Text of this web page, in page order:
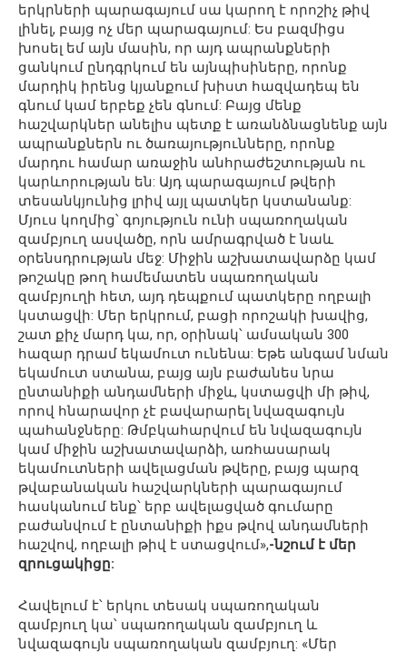
երկրների պարագայում սա կարող է որոշիչ թիվ
լինել, բայց ոչ մեր պարագայում: Ես բազմիցս
խոսել եմ այն մասին, որ այդ ապրանքների
ցանկում ընդգրկում են այնպիսիները, որոնք
մարդիկ իրենց կյանքում խիստ հազվադեպ են
գնում կամ երբեք չեն գնում: Բայց մենք
հաշվարկներ անելիս պետք է առանձնացնենք այն
ապրանքներն ու ծառայությունները, որոնք
մարդու համար առաջին անհրաժեշտության ու
կարևորության են: Այդ պարագայում թվերի
տեսանկյունից լրիվ այլ պատկեր կստանանք:
Մյուս կողմից՝ գոյություն ունի սպառողական
զամբյուղ ասվածը, որն ամրագրված է նաև
օրենսդրության մեջ: Միջին աշխատավարձը կամ
թոշակը թող համեմատեն սպառողական
զամբյուղի հետ, այդ դեպքում պատկերը ողբալի
կստացվի: Մեր երկրում, բացի որոշակի խավից,
շատ քիչ մարդ կա, որ, օրինակ՝ ամսական 300
հազար դրամ եկամուտ ունենա: Եթե անգամ նման
եկամուտ ստանա, բայց այն բաժանես նրա
ընտանիքի անդամների միջև, կստացվի մի թիվ,
որով հնարավոր չէ բավարարել նվազագույն
պահանջները: Թմբկահարվում են նվազագույն
կամ միջին աշխատավարձի, առհասարակ
եկամուտների ավելացման թվերը, բայց պարզ
թվաբանական հաշվարկների պարագայում
հասկանում ենք՝ երբ ավելացված գումարը
բաժանվում է ընտանիքի իքս թվով անդամների
հաշվով, ողբալի թիվ է ստացվում»,-նշում է մեր
զրուցակիցը:
Հավելում է՝ երկու տեսակ սպառողական
զամբյուղ կա՝ սպառողական զամբյուղ և
նվազագույն սպառողական զամբյուղ: «Մեր